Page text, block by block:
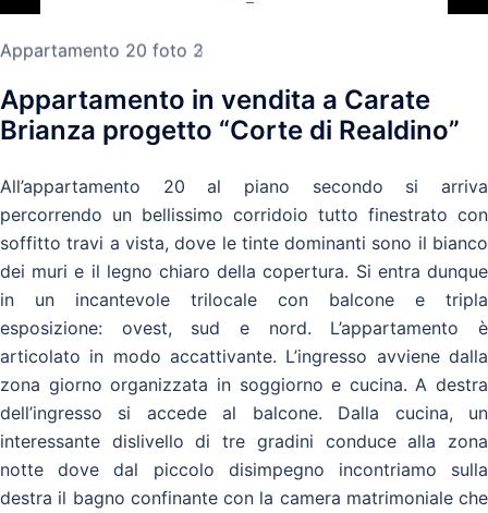
Appartamento 20 foto 3
Appartamento in vendita a Carate
Brianza progetto “Corte di Realdino”
All’appartamento 20 al piano secondo si arriva
percorrendo un bellissimo corridoio tutto finestrato con
soffitto travi a vista, dove le tinte dominanti sono il bianco
dei muri e il legno chiaro della copertura. Si entra dunque
in un incantevole trilocale con balcone e tripla
esposizione: ovest, sud e nord. L’appartamento è
articolato in modo accattivante. L’ingresso avviene dalla
zona giorno organizzata in soggiorno e cucina. A destra
dell’ingresso si accede al balcone. Dalla cucina, un
interessante dislivello di tre gradini conduce alla zona
notte dove dal piccolo disimpegno incontriamo sulla
destra il bagno confinante con la camera matrimoniale che